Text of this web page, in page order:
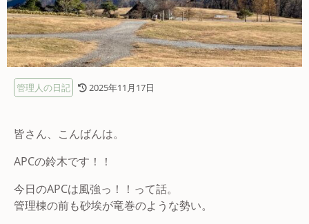
管理人の日記 2025年11月17日
皆さん、こんばんは。
APCの鈴木です！！
今日のAPCは風強っ！！って話。
管理棟の前も砂埃が竜巻のような勢い。